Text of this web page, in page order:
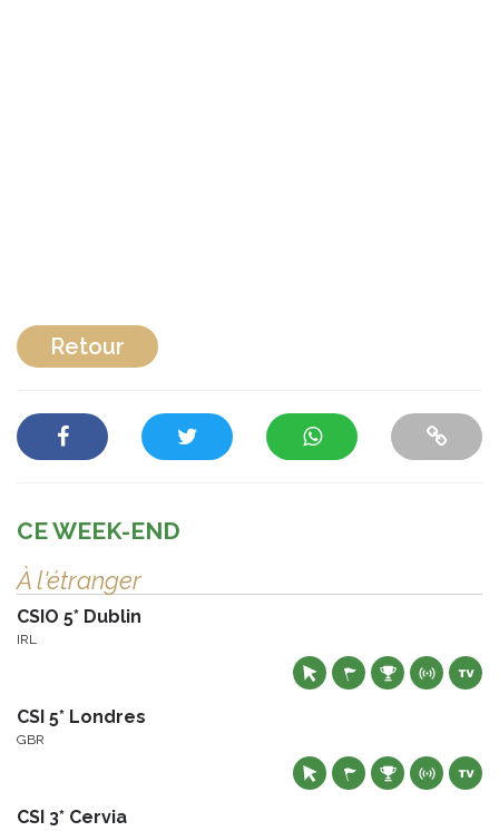
Retour
CE WEEK-END
À l'étranger
CSIO 5* Dublin
IRL
CSI 5* Londres
GBR
CSI 3* Cervia